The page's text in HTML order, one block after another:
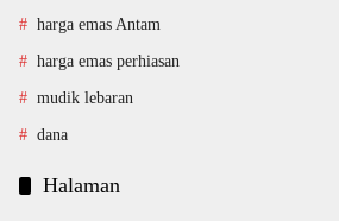
harga emas Antam
harga emas perhiasan
mudik lebaran
dana
Halaman